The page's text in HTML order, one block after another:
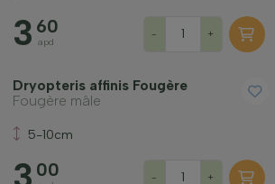
3 60
apd
- +
Dryopteris affinis Fougère
Fougère mâle
5-10cm
00 - +